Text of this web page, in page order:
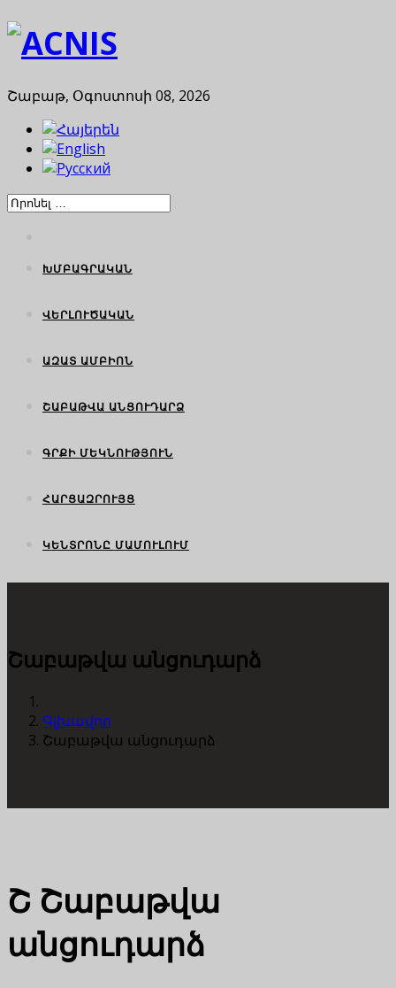
Շաբաթ, Օգոստոսի 08, 2026
ԽՄԲԱԳՐԱԿԱՆ
ՎԵՐԼՈՒԾԱԿԱՆ
ԱԶԱՏ ԱՄԲԻՈՆ
ՇԱԲԱԹՎԱ ԱՆՑՈՒԴԱՐՁ
ԳՐՔԻ ՄԵԿՆՈՒԹՅՈՒՆ
ՀԱՐՑԱԶՐՈՒՅՑ
ԿԵՆՏՐՈՆԸ ՄԱՄՈՒԼՈՒՄ
Շաբաթվա անցուդարձ
Գլխավոր
Շաբաթվա անցուդարձ
Շ Շաբաթվա
անցուդարձ